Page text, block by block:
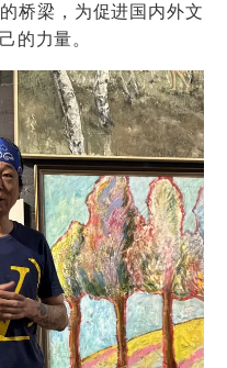
桥梁，为促进国内外文
的力量。